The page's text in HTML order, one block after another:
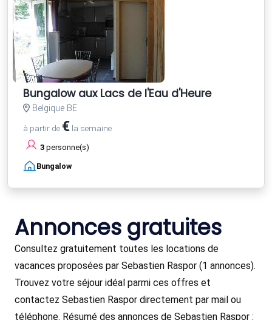
Bungalow aux Lacs de l'Eau d'Heure
Belgique BE
à partir de € la semaine
3 personne(s)
Bungalow
Annonces gratuites
Consultez gratuitement toutes les locations de
vacances proposées par Sebastien Raspor (1 annonces).
Trouvez votre séjour idéal parmi ces offres et
contactez Sebastien Raspor directement par mail ou
téléphone. Résumé des annonces de Sebastien Raspor :